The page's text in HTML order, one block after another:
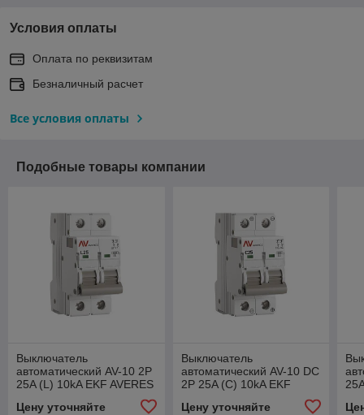
Условия оплаты
Оплата по реквизитам
Безналичный расчет
Все условия оплаты
Подобные товары компании
Выключатель
автоматический AV-10 2P
25A (L) 10kA EKF AVERES
Цену уточняйте
Выключатель
автоматический AV-10 DC
2P 25A (C) 10kA EKF
Цену уточняйте